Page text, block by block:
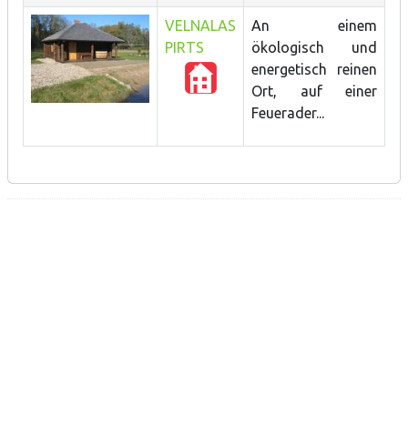
VELNALAS
PIRTS
An einem
ökologisch und
energetisch reinen
Ort, auf einer
Feuerader...